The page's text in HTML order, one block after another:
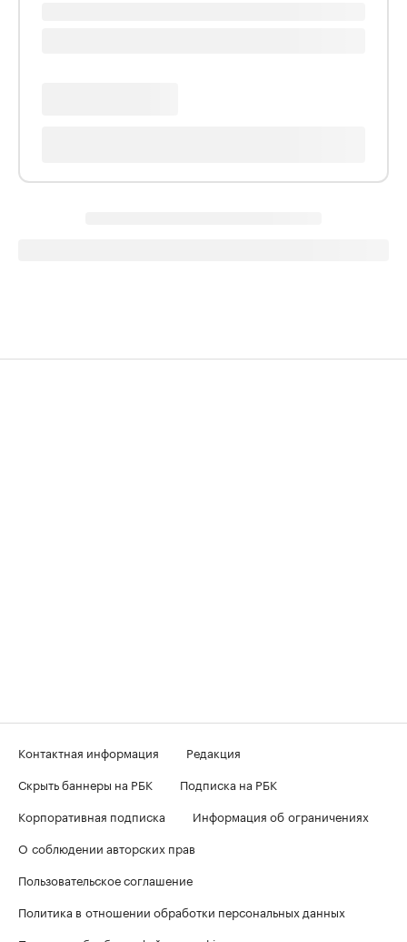
Контактная информация
Редакция
Скрыть баннеры на РБК
Подписка на РБК
Корпоративная подписка
Информация об ограничениях
О соблюдении авторских прав
Пользовательское соглашение
Политика в отношении обработки персональных данных